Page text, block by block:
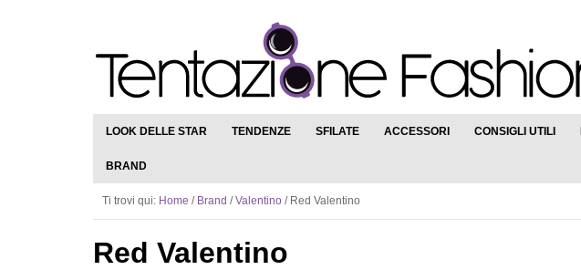
LOOK DELLE STAR TENDENZE SFILATE ACCESSORI CONSIGLI UTILI
BRAND
Ti trovi qui: Home / Brand / Valentino /Red Valentino
Red Valentino